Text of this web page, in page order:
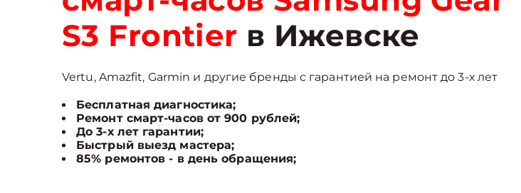
S3 Frontier в Ижевске
Vertu, Amazfit, Garmin и другие бренды с гарантией на ремонт до 3-х лет
Бесплатная диагностика;
Ремонт смарт-часов от 900 рублей;
До 3-х лет гарантии;
Быстрый выезд мастера;
85% ремонтов - в день обращения;